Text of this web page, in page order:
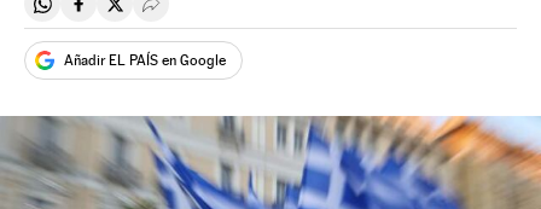
Compartir en Whatsapp
Compartir en Facebook
Compartir en Twitter
Desplegar Redes Sociales
Añadir EL PAÍS en Google